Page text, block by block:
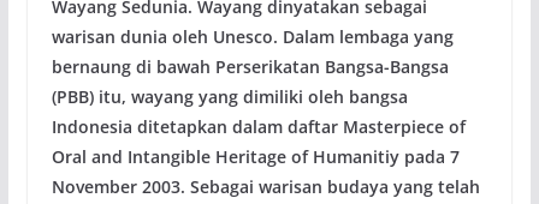
Wayang Sedunia. Wayang dinyatakan sebagai
warisan dunia oleh Unesco. Dalam lembaga yang
bernaung di bawah Perserikatan Bangsa-Bangsa
(PBB) itu, wayang yang dimiliki oleh bangsa
Indonesia ditetapkan dalam daftar Masterpiece of
Oral and Intangible Heritage of Humanitiy pada 7
November 2003. Sebagai warisan budaya yang telah